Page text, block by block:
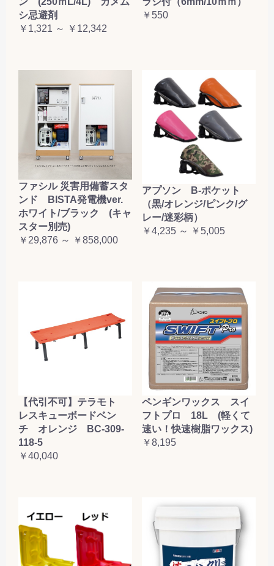
カートへ進む
シ忌避剤
￥1,321 ～ ￥12,342
￥550
ファシル 災害用備蓄スタ
ンド BISTA発電機ver.
ホワイト/ブラック (キャ
スター別売)
￥29,876 ～ ￥858,000
アプソン B-ポケット
（黒/オレンジ/ピンク/グ
レー/迷彩柄）
￥4,235 ～ ￥5,005
【代引不可】テラモト
レスキューボードベン
チ オレンジ BC-309-
118-5
￥40,040
ペンギンワックス スイ
フトプロ 18L (軽くて
速い！快速樹脂ワックス)
￥8,195